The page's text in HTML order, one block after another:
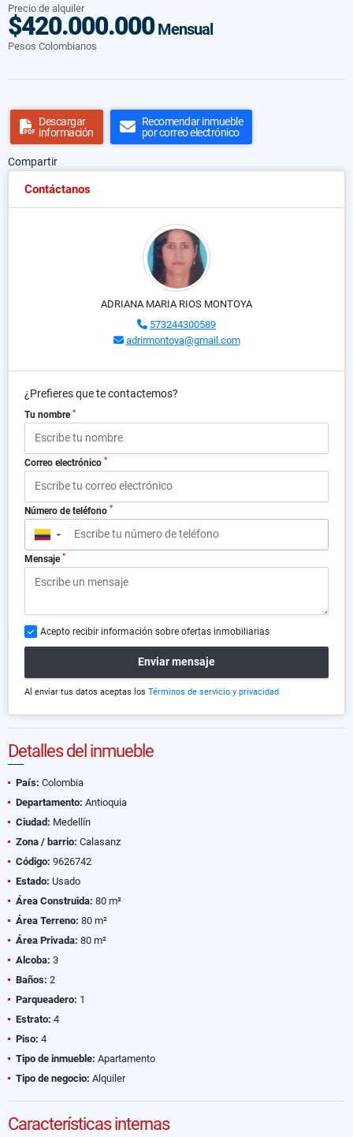
Precio de alquiler
$420.000.000Mensual
Pesos Colombianos
Descargar
información
Recomendar inmueble
por correo electrónico
Compartir
Contáctanos
ADRIANA MARIA RIOS MONTOYA
573244300589
adrirmontoya@gmail.com
¿Prefieres que te contactemos?
Tu nombre *
Correo electrónico *
Número de teléfono *
▼
Mensaje *
Acepto recibir información sobre ofertas inmobiliarias
Enviar mensaje
Al enviar tus datos aceptas los Términos de servicio y privacidad
Detalles del inmueble
País: Colombia
Departamento: Antioquia
Ciudad: Medellín
Zona / barrio: Calasanz
Código: 9626742
Estado: Usado
Área Construida: 80 m²
Área Terreno: 80 m²
Área Privada: 80 m²
Alcoba: 3
Baños: 2
Parqueadero: 1
Estrato: 4
Piso: 4
Tipo de inmueble: Apartamento
Tipo de negocio: Alquiler
Características internas